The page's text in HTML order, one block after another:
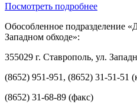
Посмотреть подробнее
Обособленное подразделение
Западном обходе»:
355029 г. Ставрополь, ул.
(8652) 951-951, (8652) 31-51-51
(8652) 31-68-89 (факс)